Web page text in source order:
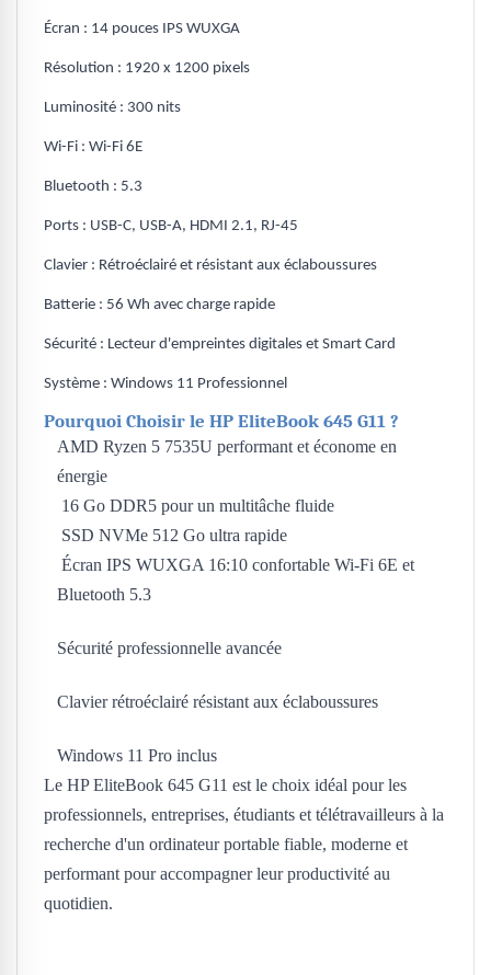
Écran : 14 pouces IPS WUXGA
Résolution : 1920 x 1200 pixels
Luminosité : 300 nits
Wi-Fi : Wi-Fi 6E
Bluetooth : 5.3
Ports : USB-C, USB-A, HDMI 2.1, RJ-45
Clavier : Rétroéclairé et résistant aux éclaboussures
Batterie : 56 Wh avec charge rapide
Sécurité : Lecteur d'empreintes digitales et Smart Card
Système : Windows 11 Professionnel
Pourquoi Choisir le HP EliteBook 645 G11 ?
AMD Ryzen 5 7535U performant et économe en
énergie
16 Go DDR5 pour un multitâche fluide
SSD NVMe 512 Go ultra rapide
Écran IPS WUXGA 16:10 confortable Wi-Fi 6E et
Bluetooth 5.3
Sécurité professionnelle avancée
Clavier rétroéclairé résistant aux éclaboussures
Windows 11 Pro inclus
Le HP EliteBook 645 G11 est le choix idéal pour les
professionnels, entreprises, étudiants et télétravailleurs à la
recherche d'un ordinateur portable fiable, moderne et
performant pour accompagner leur productivité au
quotidien.